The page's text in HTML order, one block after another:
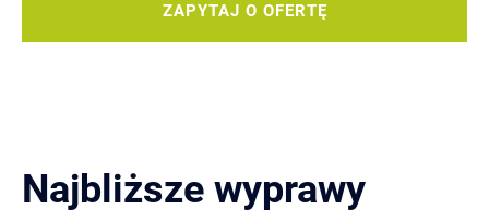
ZAPYTAJ O OFERTĘ
Najbliższe wyprawy